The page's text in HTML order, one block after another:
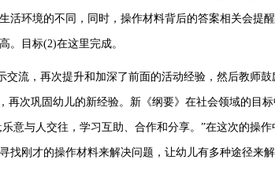
活环境的不同，同时，操作材料背后的答案相关会提醒
。目标(2)在这里完成。
流，再次提升和加深了前面的活动经验，然后教师鼓
再次巩固幼儿的新经验。新《纲要》在社会领域的目
意与人交往，学习互助、合作和分享。”在这次的操
找刚才的操作材料来解决问题，让幼儿有多种途径来解